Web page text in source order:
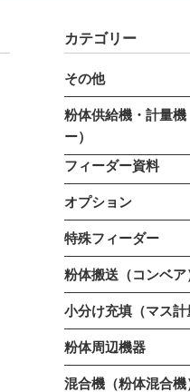
カテゴリー
その他
粉体供給機・計量機
ー）
フィーダー資料
オプション
特殊フィーダー
粉体搬送（コンベア
小分け充填（マス計
粉体周辺機器
混合機（粉体混合機